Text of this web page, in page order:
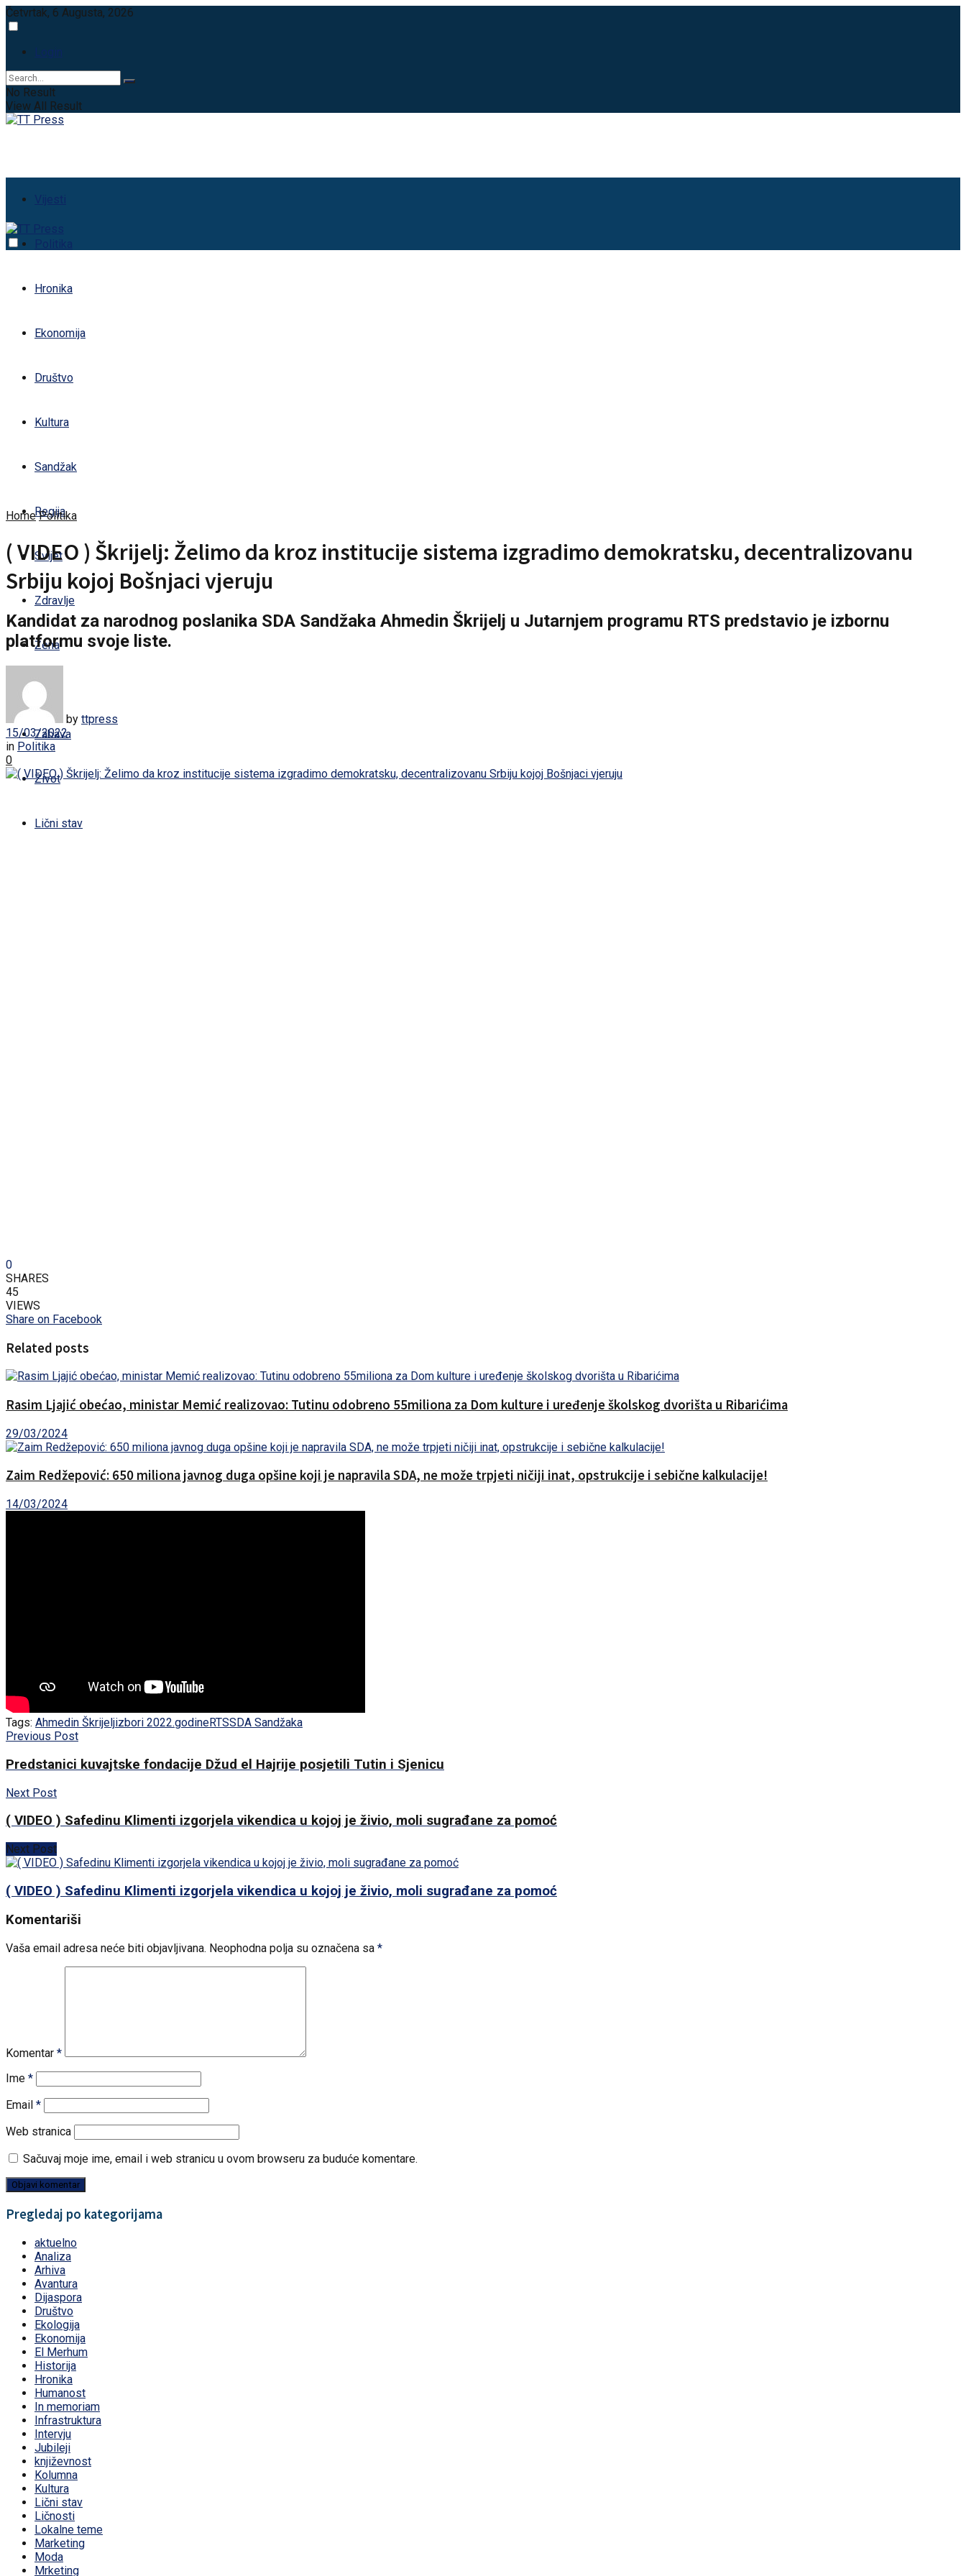
Četvrtak, 6 Augusta, 2026
Login
No Result
View All Result
Vijesti
Politika
Hronika
Ekonomija
Društvo
Kultura
Sandžak
Regija
Svijet
Zdravlje
Žena
Sport
Zabava
Život
Lični stav
Home Politika
( VIDEO ) Škrijelj: Želimo da kroz institucije sistema izgradimo demokratsku, decentralizovanu
Srbiju kojoj Bošnjaci vjeruju
Kandidat za narodnog poslanika SDA Sandžaka Ahmedin Škrijelj u Jutarnjem programu RTS predstavio je izbornu
platformu svoje liste.
by ttpress
15/03/2022
in Politika
0
0
SHARES
45
VIEWS
Share on Facebook
Related posts
Rasim Ljajić obećao, ministar Memić realizovao: Tutinu odobreno 55miliona za Dom kulture i uređenje školskog dvorišta u Ribarićima
29/03/2024
Zaim Redžepović: 650 miliona javnog duga opšine koji je napravila SDA, ne može trpjeti ničiji inat, opstrukcije i sebične kalkulacije!
14/03/2024
Tags: Ahmedin Škrijeljizbori 2022.godineRTSSDA Sandžaka
Previous Post
Predstanici kuvajtske fondacije Džud el Hajrije posjetili Tutin i Sjenicu
Next Post
( VIDEO ) Safedinu Klimenti izgorjela vikendica u kojoj je živio, moli sugrađane za pomoć
Next Post
( VIDEO ) Safedinu Klimenti izgorjela vikendica u kojoj je živio, moli sugrađane za pomoć
Komentariši
Vaša email adresa neće biti objavljivana. Neophodna polja su označena sa *
Komentar *
Ime *
Email *
Web stranica
Sačuvaj moje ime, email i web stranicu u ovom browseru za buduće komentare.
Pregledaj po kategorijama
aktuelno
Analiza
Arhiva
Avantura
Dijaspora
Društvo
Ekologija
Ekonomija
El Merhum
Historija
Hronika
Humanost
In memoriam
Infrastruktura
Intervju
Jubileji
književnost
Kolumna
Kultura
Lični stav
Ličnosti
Lokalne teme
Marketing
Moda
Mrketing